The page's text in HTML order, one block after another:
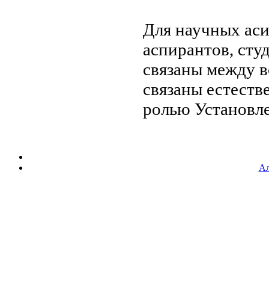
Для научных
аспирантов,
связаны между
связаны
ролью